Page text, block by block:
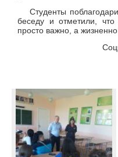
Студенты
беседу и отметили,
просто важно, а